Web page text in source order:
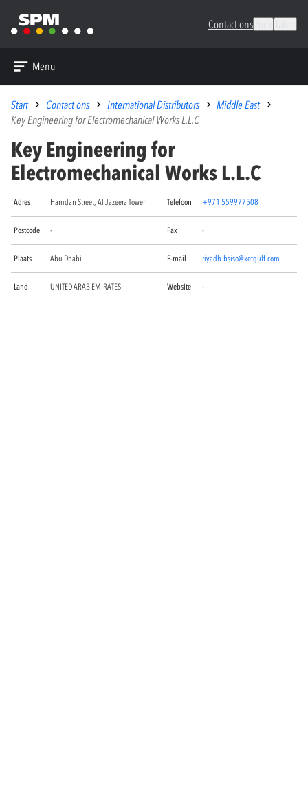
Contact ons
Menu
Start Contact ons International Distributors
Middle East
Key Engineering for Electromechanical Works L.L.C
Key Engineering for
Electromechanical Works L.L.C
Adres Hamdan Street, Al Jazeera Tower Telefoon +971 559977508
Postcode - Fax -
Plaats Abu Dhabi E-mail riyadh.bsiso@ketgulf.com
Land UNITED ARAB EMIRATES Website -